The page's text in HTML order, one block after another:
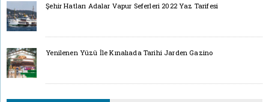
Şehir Hatları Adalar Vapur Seferleri 2022 Yaz Tarifesi
Yenilenen Yüzü İle Kınalıada Tarihi Jarden Gazino